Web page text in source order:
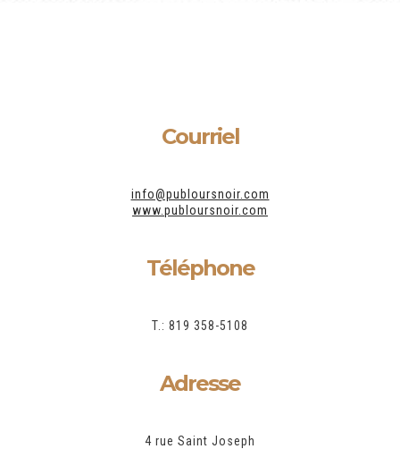
Courriel
info@publoursnoir.com
www.publoursnoir.com
Téléphone
T.: 819 358-5108
Adresse
4 rue Saint Joseph